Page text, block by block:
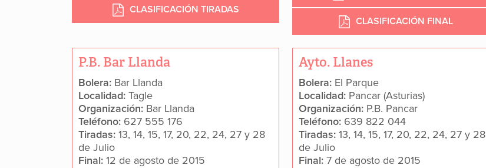
CLASIFICACIÓN TIRADAS
CLASIFICACIÓN FINAL
P.B. Bar Llanda
Bolera: Bar Llanda
Localidad: Tagle
Organización: Bar Llanda
Teléfono: 627 555 176
Tiradas: 13, 14, 15, 17, 20, 22, 24, 27 y 28
de Julio
Final: 12 de agosto de 2015
Ayto. Llanes
Bolera: El Parque
Localidad: Pancar (Asturias)
Organización: P.B. Pancar
Teléfono: 639 822 044
Tiradas: 13, 14, 15, 17, 20, 22, 24, 27 y 28
de Julio
Final: 7 de agosto de 2015